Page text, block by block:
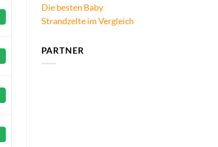
Die besten Baby
Strandzelte im Vergleich
PARTNER